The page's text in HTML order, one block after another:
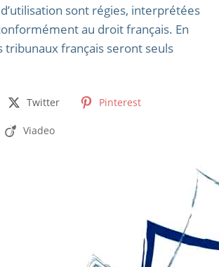
sont régies, interprétées
au droit français. En
tribunaux français seront seuls
Twitter Pinterest
Viadeo